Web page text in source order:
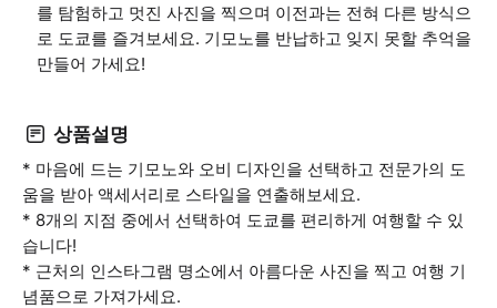
를 탐험하고 멋진 사진을 찍으며 이전과는 전혀 다른 방식으
로 도쿄를 즐겨보세요. 기모노를 반납하고 잊지 못할 추억을
만들어 가세요!
상품설명
* 마음에 드는 기모노와 오비 디자인을 선택하고 전문가의 도
움을 받아 액세서리로 스타일을 연출해보세요.
* 8개의 지점 중에서 선택하여 도쿄를 편리하게 여행할 수 있
습니다!
* 근처의 인스타그램 명소에서 아름다운 사진을 찍고 여행 기
념품으로 가져가세요.